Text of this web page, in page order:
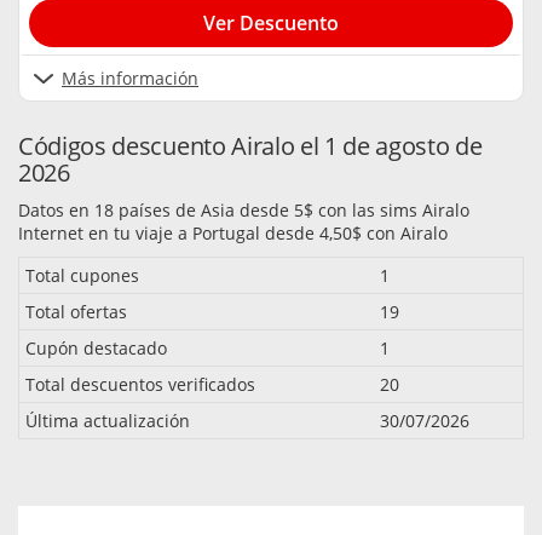
Más información
Ver Descuento
Códigos descuento Airalo el 1 de agosto de
2026
Datos en 18 países de Asia desde 5$ con las sims Airalo
Internet en tu viaje a Portugal desde 4,50$ con Airalo
Total cupones
1
Total ofertas
19
Cupón destacado
1
Total descuentos verificados
20
Última actualización
30/07/2026